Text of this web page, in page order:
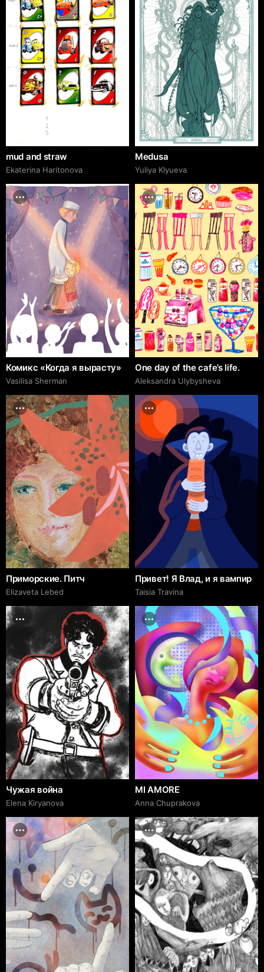
mud and straw
Ekaterina Haritonova
Medusa
Yuliya Klyueva
Комикс «Когда я вырасту»
Vasilisa Sherman
One day of the cafe’s life.
Aleksandra Ulybysheva
Приморские. Питч
Elizaveta Lebed
Привет! Я Влад, и я вампир
Taisia Travina
Чужая война
Elena Kiryanova
MI AMORE
Anna Chuprakova